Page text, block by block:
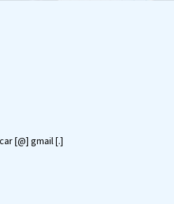
[@] gmail [.]